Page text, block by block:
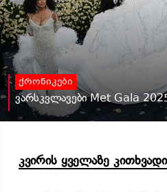
ქრონიკები
ვარსკვლავები Met Gala
კვირის ყველაზე კითხვადი